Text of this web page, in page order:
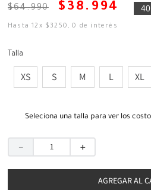
$64.990 $ 38 . 994
Hasta12 x $ 3250 ,0 de interés
Talla
XS S M L XL
Seleciona una talla para ver los
＋
－
AGREGAR AL